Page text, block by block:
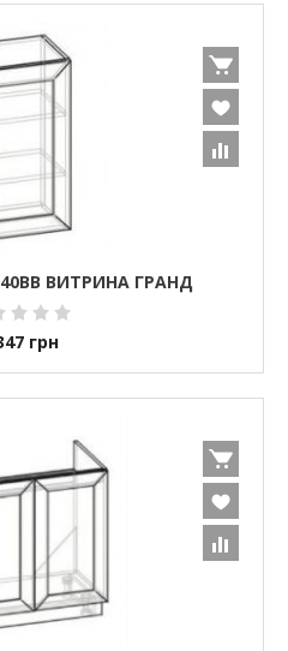
ВИТРИНА ГРАНД
грн